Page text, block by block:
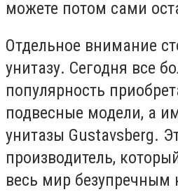
можете потом сами
Отдельное внимание
унитазу. Сегодня все
популярность
подвесные модели, а
унитазы Gustavsberg.
производитель,
весь мир безупречным